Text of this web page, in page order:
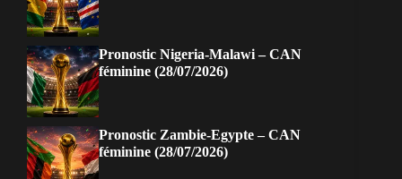
Pronostic Nigeria-Malawi – CAN
féminine (28/07/2026)
Pronostic Zambie-Egypte – CAN
féminine (28/07/2026)